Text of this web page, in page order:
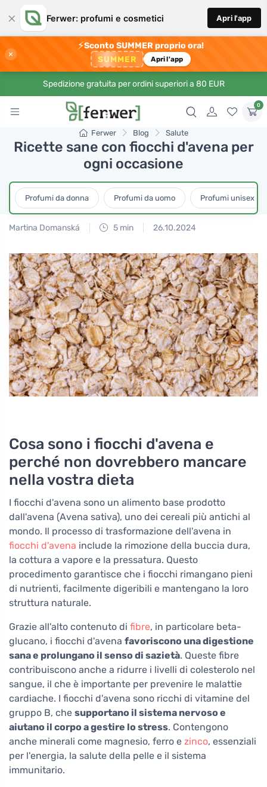
× Ferwer: profumi e cosmetici Apri l'app
×
⚡Sconto SUMMER proprio ora!
SUMMER Apri l'app
Spedizione gratuita per ordini superiori a 80 EUR
0
Ferwer Blog Salute
Ricette sane con fiocchi d'avena per
ogni occasione
Profumi da donna Profumi da uomo Profumi unisex
Martina Domanská 5 min 26.10.2024
Cosa sono i fiocchi d'avena e
perché non dovrebbero mancare
nella vostra dieta
I fiocchi d'avena sono un alimento base prodotto
dall'avena (Avena sativa), uno dei cereali più antichi al
mondo. Il processo di trasformazione dell'avena in
fiocchi d'avena include la rimozione della buccia dura,
la cottura a vapore e la pressatura. Questo
procedimento garantisce che i fiocchi rimangano pieni
di nutrienti, facilmente digeribili e mantengano la loro
struttura naturale.
Grazie all'alto contenuto di fibre, in particolare beta-
glucano, i fiocchi d'avena favoriscono una digestione
sana e prolungano il senso di sazietà. Queste fibre
contribuiscono anche a ridurre i livelli di colesterolo nel
sangue, il che è importante per prevenire le malattie
cardiache. I fiocchi d'avena sono ricchi di vitamine del
gruppo B, che supportano il sistema nervoso e
aiutano il corpo a gestire lo stress. Contengono
anche minerali come magnesio, ferro e zinco, essenziali
per l'energia, la salute della pelle e il sistema
immunitario.